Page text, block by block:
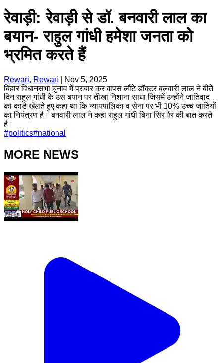
रेवाड़ी: रेवाड़ी से डॉ. बनवारी लाल का
बयान- राहुल गांधी हमेशा जनता को
भ्रमित करते हैं
Rewari, Rewari
Nov 5, 2025
बिहार विधानसभा चुनाव में प्रचार कर वापस लौटे डॉक्टर बलवारी लाल ने बीते
दिन राहुल गांधी के उस बयान पर तीखा निशाना साधा जिसमें उन्होंने जातिवाद
का कार्ड खेलते हुए कहा था कि न्यायपालिका व सेना पर भी 10% उच्च जातियों
का नियंत्रण है। बनवारी लाल ने कहा राहुल गांधी बिना सिर पैर की बात करते
है।
#politics#national
MORE NEWS